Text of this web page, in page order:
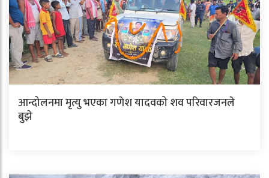
आन्दोलनमा मृत्यु भएका गणेश यादवको शव परिवारजनले
बुझे